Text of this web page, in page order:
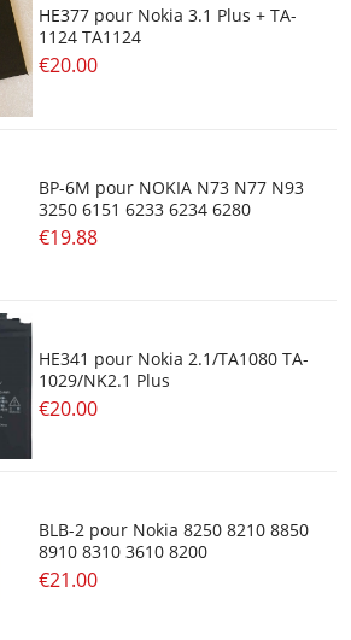
HE377 pour Nokia 3.1 Plus + TA-
1124 TA1124
€20.00
BP-6M pour NOKIA N73 N77 N93
3250 6151 6233 6234 6280
€19.88
HE341 pour Nokia 2.1/TA1080 TA-
1029/NK2.1 Plus
€20.00
BLB-2 pour Nokia 8250 8210 8850
8910 8310 3610 8200
€21.00